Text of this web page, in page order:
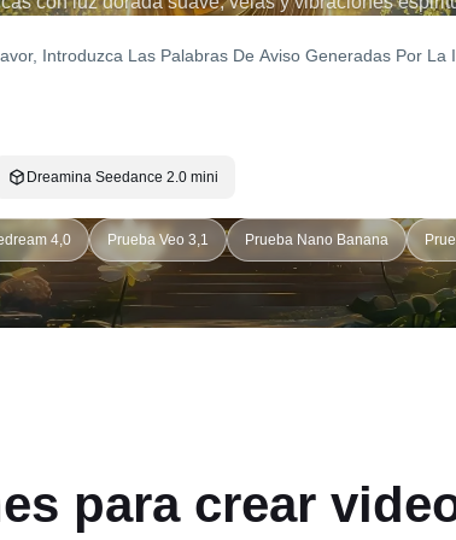
que esté haciendo un proyecto generador de
Dreamina lo ayuda a generar contenido listo
Dreamina Seedance 2.0 mini
4,0 Prueba Veo 3,1 Prueba Nano Banana
para crear